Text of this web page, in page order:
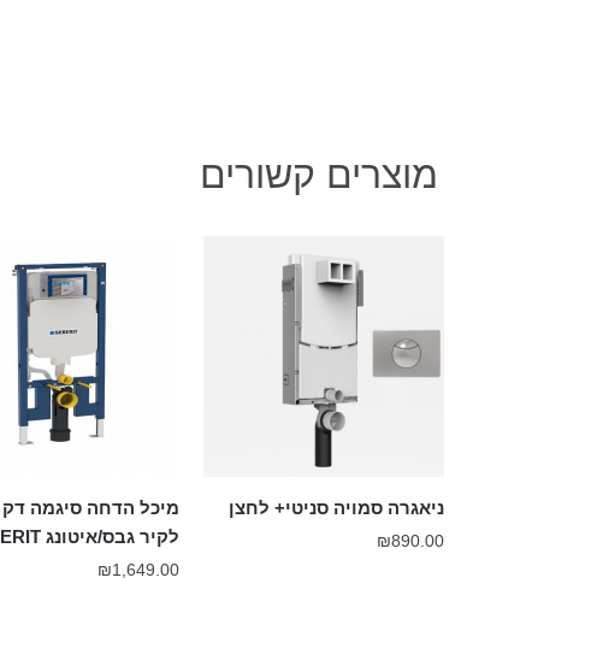
מוצרים קשורים
ניאגרה סמויה סניטי+ לחצן
₪890.00
לקיר גבס/איטונג GEBERIT
₪1,649.00